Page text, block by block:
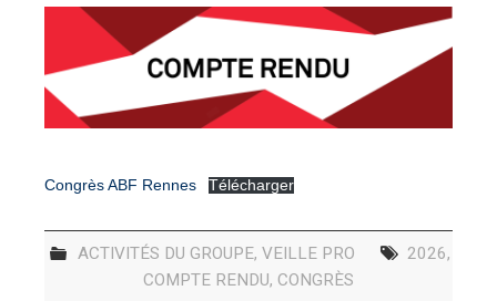
OFFRES D’EMPLOIS
Congrès ABF Rennes Télécharger
ACTIVITÉS DU GROUPE, VEILLE PRO 2026,
COMPTE RENDU, CONGRÈS